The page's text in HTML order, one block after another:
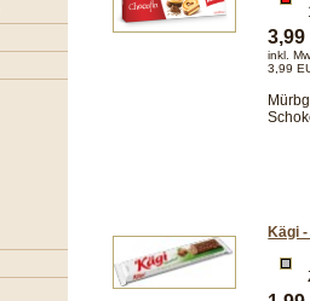
3,99
inkl.
3,99
Kägi